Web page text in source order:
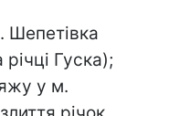
Шепетівка
Гуска);
у м.